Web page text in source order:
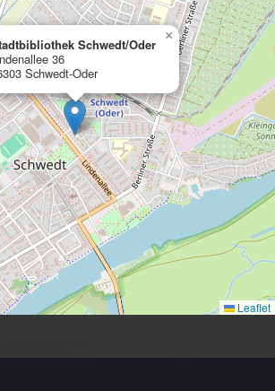
Schwedt/Oder
36
Schwedt-Oder
×
Leaflet